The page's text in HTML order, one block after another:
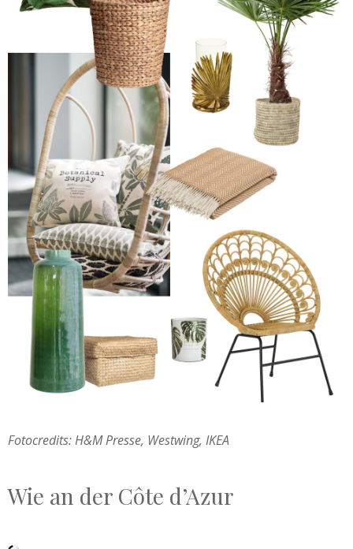
Fotocredits: H&M Presse, Westwing, IKEA
Wie an der Côte d’Azur